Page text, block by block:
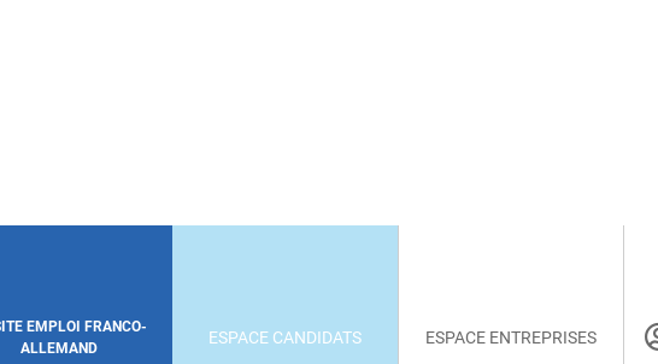
EMPLOI FRANCO-
ALLEMAND
ESPACE CANDIDATS ESPACE ENTREPRISES